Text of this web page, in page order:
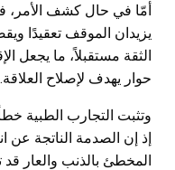
أمّا في حال كشف الأمر،
يزيدان الموقف تعقيدًا
الثقة مستقبلاً، ما يجعل
حوار يهدف لإصلاح العلاقة.
وتثبت التجارب الطبية
إذ إن الصدمة الناتجة
المخطئ بالذنب والعار